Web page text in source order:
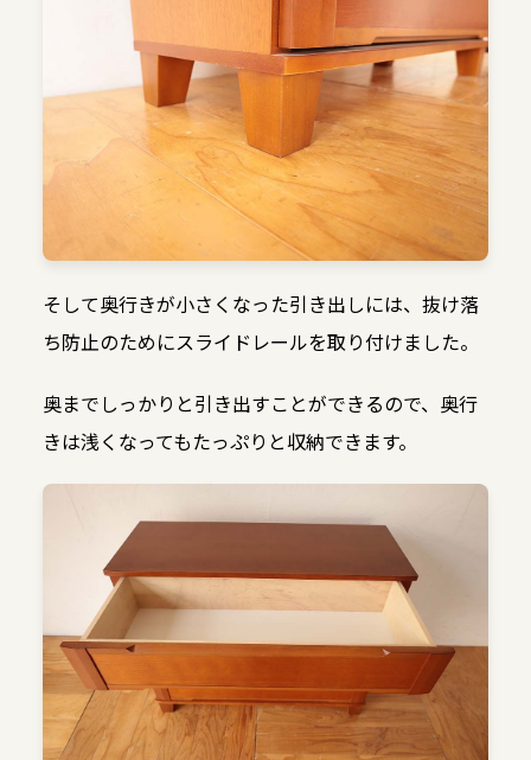
そして奥行きが小さくなった引き出しには、抜け落
ち防止のためにスライドレールを取り付けました。
奥までしっかりと引き出すことができるので、奥行
きは浅くなってもたっぷりと収納できます。